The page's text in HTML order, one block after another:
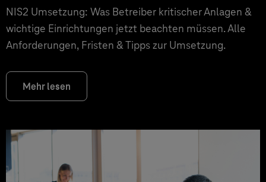
NIS2 Umsetzung: Was Betreiber kritischer Anlagen &
wichtige Einrichtungen jetzt beachten müssen. Alle
Anforderungen, Fristen & Tipps zur Umsetzung.
Mehr lesen